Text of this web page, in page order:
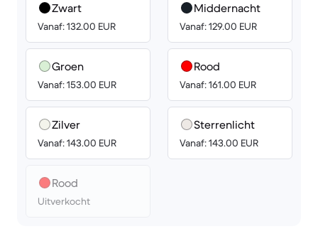
Zwart
Vanaf: 132.00 EUR
Groen
Vanaf: 153.00 EUR
Zilver
Vanaf: 143.00 EUR
Rood
Uitverkocht
Middernacht
Vanaf: 129.00 EUR
Rood
Vanaf: 161.00 EUR
Sterrenlicht
Vanaf: 143.00 EUR